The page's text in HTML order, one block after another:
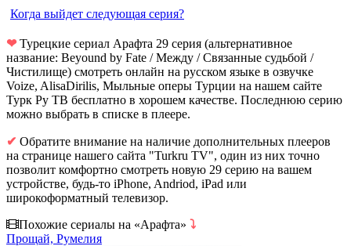
Когда выйдет следующая серия?
❤Турецкие сериал Арафта 29 серия (альтернативное
название: Beyound by Fate / Между / Связанные судьбой /
Чистилище) смотреть онлайн на русском языке в озвучке
Voize, AlisaDirilis, Мыльные оперы Турции на нашем сайте
Турк Ру ТВ бесплатно в хорошем качестве. Последнюю серию
можно выбрать в списке в плеере.
✔ Обратите внимание на наличие дополнительных плееров
на странице нашего сайта "Turkru TV", один из них точно
позволит комфортно смотреть новую 29 серию на вашем
устройстве, будь-то iPhone, Andriod, iPad или
широкоформатный телевизор.
Похожие сериалы на «Арафта» ⤵
Прощай, Румелия